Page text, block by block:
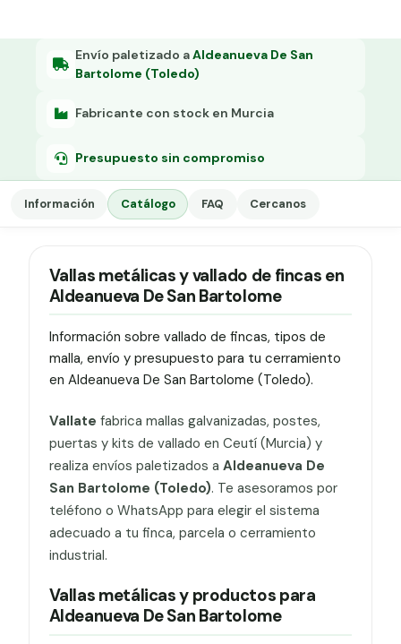
Envío paletizado aAldeanueva De San
Bartolome (Toledo)
Fabricante con stock en Murcia
Presupuesto sin compromiso
Información Catálogo FAQ Cercanos
Vallas metálicas y vallado de fincas en
Aldeanueva De San Bartolome
Información sobre vallado de fincas, tipos de
malla, envío y presupuesto para tu cerramiento
en Aldeanueva De San Bartolome (Toledo).
Vallate fabrica mallas galvanizadas, postes,
puertas y kits de vallado en Ceutí (Murcia) y
realiza envíos paletizados a Aldeanueva De
San Bartolome (Toledo). Te asesoramos por
teléfono o WhatsApp para elegir el sistema
adecuado a tu finca, parcela o cerramiento
industrial.
Vallas metálicas y productos para
Aldeanueva De San Bartolome